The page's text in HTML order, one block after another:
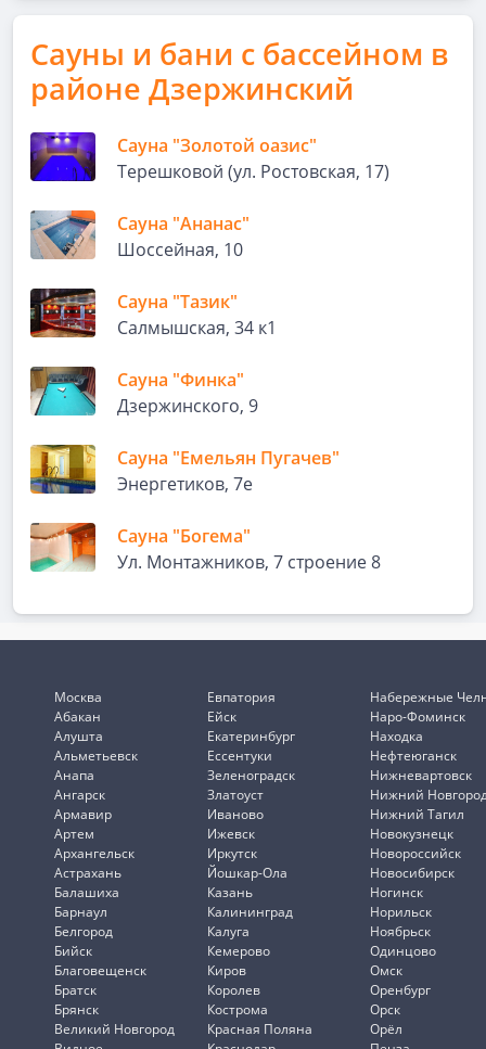
Сауны и бани с бассейном в
районе Дзержинский
Сауна "Золотой оазис"
Терешковой (ул. Ростовская, 17)
Сауна "Ананас"
Шоссейная, 10
Сауна "Тазик"
Салмышская, 34 к1
Сауна "Финка"
Дзержинского, 9
Сауна "Емельян Пугачев"
Энергетиков, 7е
Сауна "Богема"
Ул. Монтажников, 7 строение 8
Москва
Абакан
Алушта
Альметьевск
Анапа
Ангарск
Армавир
Артем
Архангельск
Астрахань
Балашиха
Барнаул
Белгород
Бийск
Благовещенск
Братск
Брянск
Великий Новгород
Евпатория
Ейск
Екатеринбург
Ессентуки
Зеленоградск
Златоуст
Иваново
Ижевск
Иркутск
Йошкар-Ола
Казань
Калининград
Калуга
Кемерово
Киров
Королев
Кострома
Красная Поляна
Набережные
Наро-Фоминск
Находка
Нефтеюганск
Нижневартовск
Нижний
Нижний Тагил
Новокузнецк
Новороссийск
Новосибирск
Ногинск
Норильск
Ноябрьск
Одинцово
Омск
Оренбург
Орск
Орёл